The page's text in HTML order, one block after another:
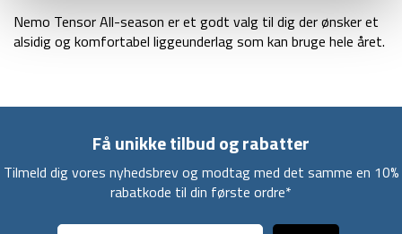
Nemo Tensor All-season er et godt valg til dig der ønsker et
alsidig og komfortabel liggeunderlag som kan bruge hele året.
Få unikke tilbud og rabatter
Tilmeld dig vores nyhedsbrev og modtag med det samme en 10%
rabatkode til din første ordre*